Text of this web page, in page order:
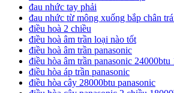
đau nhức tay phải
đau nhức từ mông xuống bắp chân
điều hoà 2 chiều
điều hoà âm trần loại nào tốt
điều hoà âm trần panasonic
điều hòa âm trần panasonic
điều hòa áp trần panasonic
điều hòa cây 28000btu panasonic